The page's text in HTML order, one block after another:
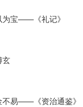
为宝——《礼记》
不易——《资治通鉴》